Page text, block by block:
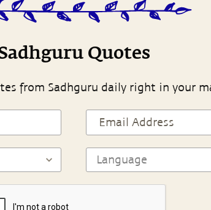
Quotes
from Sadhguru daily right in your